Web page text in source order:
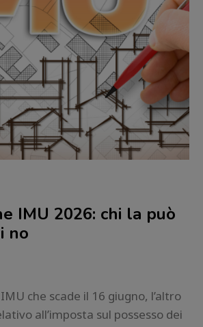
IMU 2026: chi la può
no
che scade il 16 giugno, l’altro
all’imposta sul possesso dei